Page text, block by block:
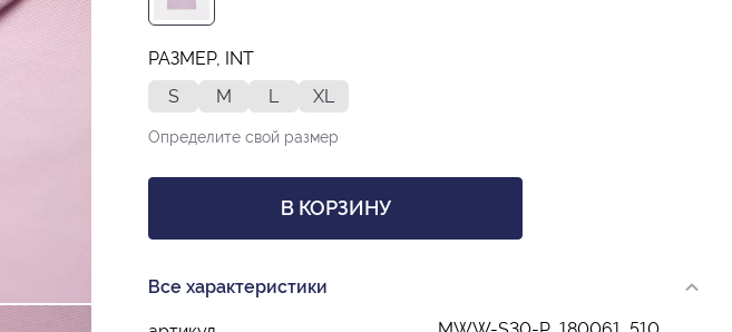
РАЗМЕР, INT
S
M L XL
Определите свой размер
В КОРЗИНУ
Все характеристики